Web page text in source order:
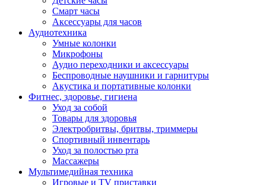
Смарт часы
Аксессуары для часов
Аудиотехника
Умные колонки
Микрофоны
Аудио переходники и аксессуары
Беспроводные наушники и гарнитуры
Акустика и портативные колонки
Фитнес, здоровье, гигиена
Уход за собой
Товары для здоровья
Электробритвы, бритвы, триммеры
Спортивный инвентарь
Уход за полостью рта
Массажеры
Мультимедийная техника
Игровые и TV приставки